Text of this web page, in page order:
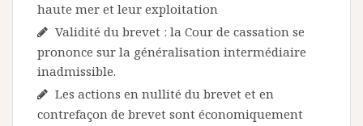
haute mer et leur exploitation
Validité du brevet : la Cour de cassation se
prononce sur la généralisation intermédiaire
inadmissible.
Les actions en nullité du brevet et en
contrefaçon de brevet sont économiquement